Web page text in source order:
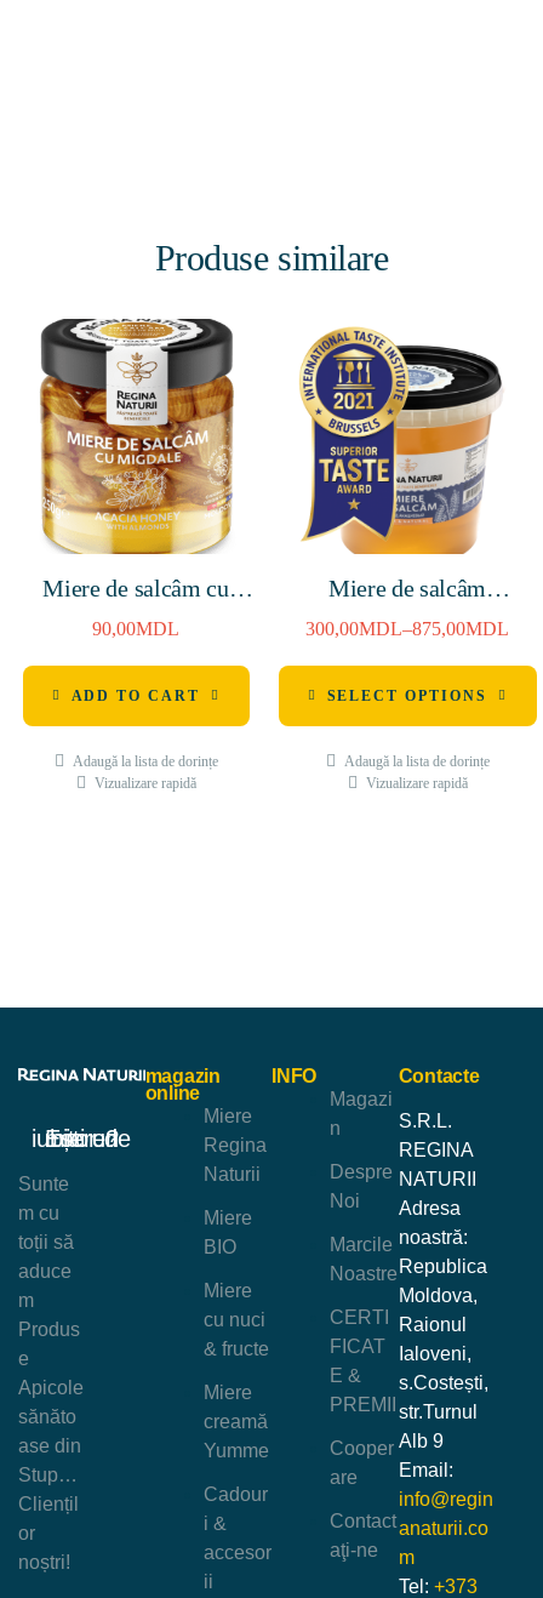
Produse similare
Miere de salcâm cu
migdale 250g
90,00MDL
ADD TO CART
Adaugă la lista de dorințe
Vizualizare rapidă
Miere de salcâm
1400g/4800g
300,00MDL–875,00MDL
SELECT OPTIONS
Adaugă la lista de dorințe
Vizualizare rapidă
magazin
online
Miere
Regina
Naturii
Miere
BIO
Miere
cu nuci
& fructe
Miere
creamă
Yumme
Cadour
i &
accesor
ii
INFO
Magazi
n
Despre
Noi
Marcile
Noastre
CERTI
FICAT
E &
PREMII
Cooper
are
Contact
aţi-ne
Ești un iubitor de miere?
Sunte
m cu
toții să
aduce
m
Produs
e
Apicole
sănăto
ase din
Stup…
Cliențil
or
noștri!
Contacte
S.R.L.
REGINA
NATURII
Adresa
noastră:
Republica
Moldova,
Raionul
Ialoveni,
s.Costești,
str.Turnul
Alb 9
Email:
info@regin
anaturii.co
m
Tel: +373